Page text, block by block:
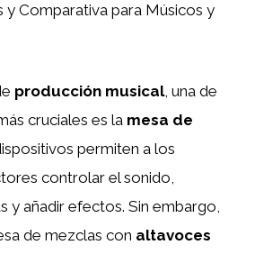
y Comparativa para Músicos y
producción musical, una de
cruciales es la mesa de
permiten a los
controlar el sonido,
y añadir efectos. Sin embargo,
de mezclas con altavoces